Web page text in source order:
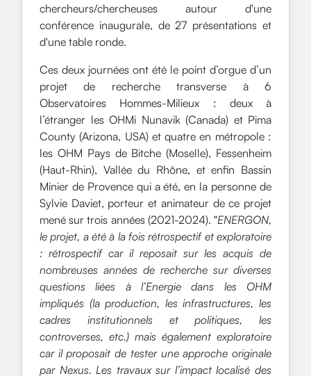
chercheurs/chercheuses autour d'une
conférence inaugurale, de 27 présentations et
d'une table ronde.
Ces deux journées ont été le point d’orgue d’un
projet de recherche transverse à 6
Observatoires Hommes-Milieux : deux à
l’étranger les OHMi Nunavik (Canada) et Pima
County (Arizona, USA) et quatre en métropole :
les OHM Pays de Bitche (Moselle), Fessenheim
(Haut-Rhin), Vallée du Rhône, et enfin Bassin
Minier de Provence qui a été, en la personne de
Sylvie Daviet, porteur et animateur de ce projet
mené sur trois années (2021-2024). "ENERGON,
le projet, a été à la fois rétrospectif et exploratoire
: rétrospectif car il reposait sur les acquis de
nombreuses années de recherche sur diverses
questions liées à l’Energie dans les OHM
impliqués (la production, les infrastructures, les
cadres institutionnels et politiques, les
controverses, etc.) mais également exploratoire
car il proposait de tester une approche originale
par Nexus. Les travaux sur l’impact localisé des